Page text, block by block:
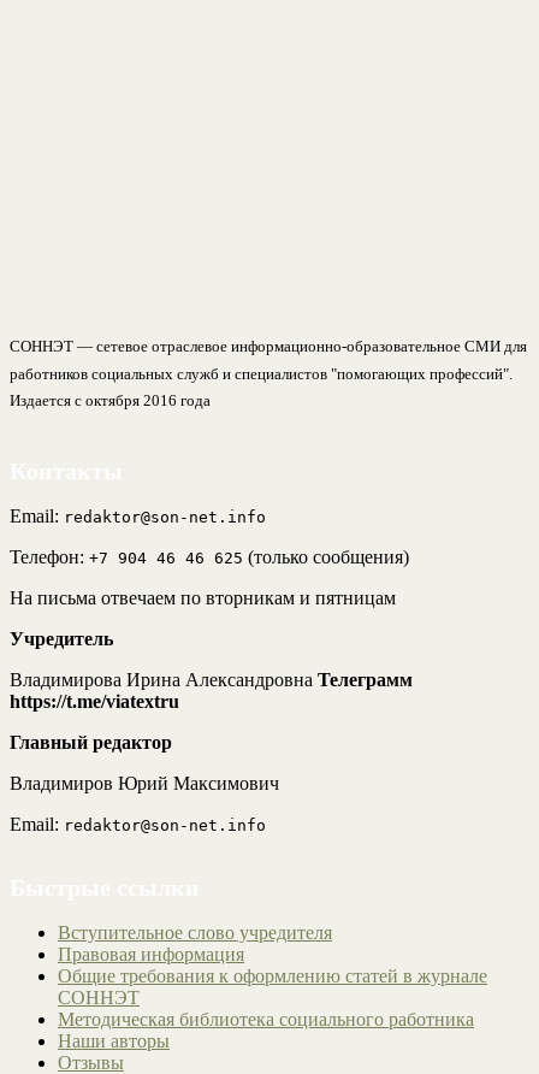
СОННЭТ — сетевое отраслевое информационно-образовательное СМИ для
работников социальных служб и специалистов "помогающих профессий".
Издается с октября 2016 года
Email: redaktor@son-net.info
Телефон: +7 904 46 46 625 (только сообщения)
На письма отвечаем по вторникам и пятницам
Учредитель
Владимирова Ирина Александровна Телеграмм
https://t.me/viatextru
Главный редактор
Владимиров Юрий Максимович
Email: redaktor@son-net.info
Вступительное слово учредителя
Правовая информация
Общие требования к оформлению статей в журнале
СОННЭТ
Методическая библиотека социального работника
Наши авторы
Отзывы